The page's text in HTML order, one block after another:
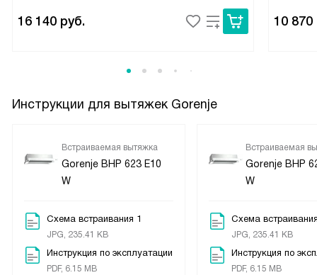
16 140 руб. 10 870
Инструкции для вытяжек Gorenje
Встраиваемая вытяжка
Gorenje BHP 623 E10
W
Схема встраивания 1
JPG, 235.41 KB
Инструкция по эксплуатации
PDF, 6.15 MB
Встраиваемая
Gorenje BHP
W
Схема
JPG, 235.41 KB
Инструкция по
PDF, 6.15 MB